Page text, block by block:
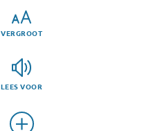
VERGROOT
LEES VOOR